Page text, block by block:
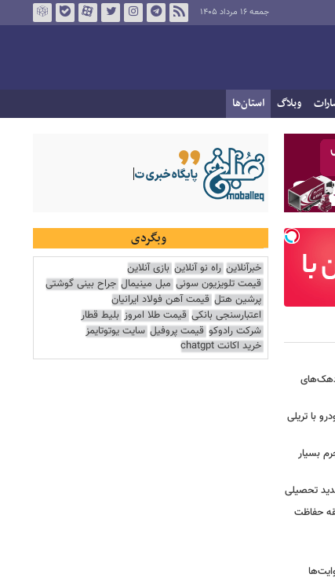
جمعه ۱۶ مرداد ۱۴۰۵
وبلاگ استان‌ها
دهک‌های
با تریلی
بسیار
تحصیلی
حفاظت
وبگردی
خبرآنلاین راه نو آنلاین بازی آنلاین
قیمت تلویزیون سونی مبل مینیمال جراح بینی گوشتی
پرشین هتل قیمت آهن فولاد ایرانیان
اعتبارسنجی بانکی قیمت طلا امروز بلیط قطار
شرکت رادوکو قیمت پروفیل سایت یوتوتایمز
خرید اکانت chatgpt